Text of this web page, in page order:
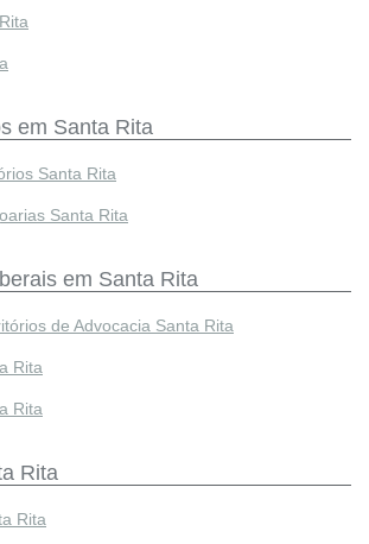
em Santa Rita
Santa Rita
Santa Rita
em Santa Rita
de Advocacia Santa Rita
Rita
Rita
Rita
Rita